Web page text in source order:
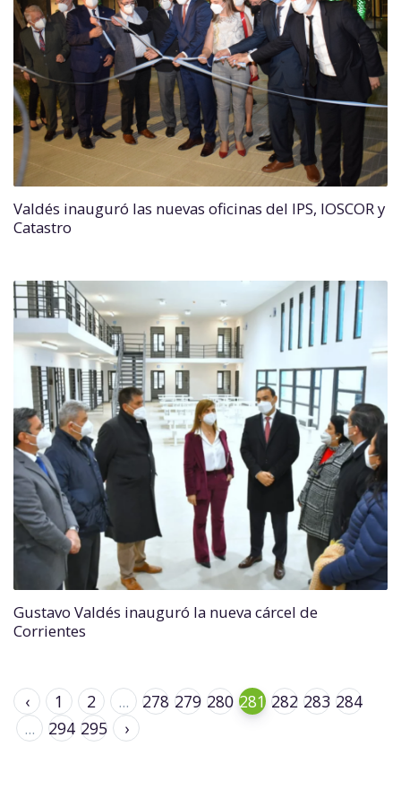
Valdés inauguró las nuevas oficinas del IPS, IOSCOR y
Catastro
Gustavo Valdés inauguró la nueva cárcel de
Corrientes
‹ 1 2 ... 278 279 280 281 282 283 284
...
294 295 ›